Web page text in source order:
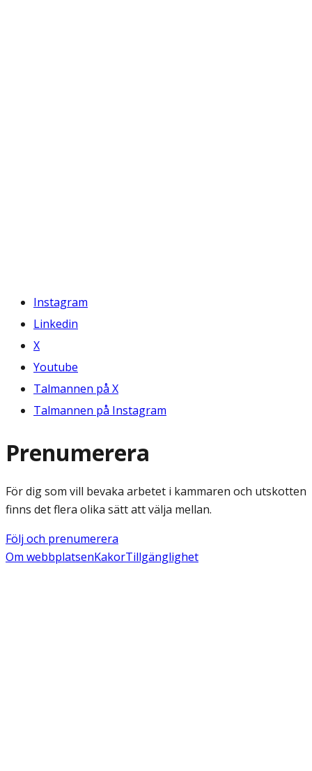
Instagram
Linkedin
X
Youtube
Talmannen på X
Talmannen på Instagram
Prenumerera
För dig som vill bevaka arbetet i kammaren och utskotten
finns det flera olika sätt att välja mellan.
Följ och prenumerera
Om webbplatsenKakorTillgänglighet